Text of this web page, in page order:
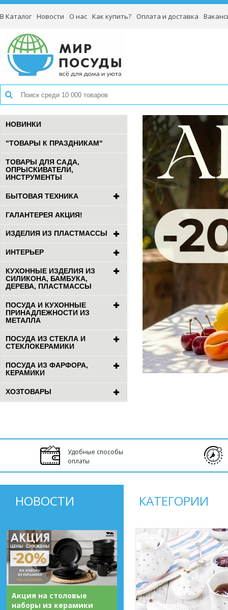
В Каталог Новости О нас Как купить? Оплата и доставка
НОВИНКИ
"ТОВАРЫ К ПРАЗДНИКАМ"
ТОВАРЫ ДЛЯ САДА,
ОПРЫСКИВАТЕЛИ,
ИНСТРУМЕНТЫ
БЫТОВАЯ ТЕХНИКА
ГАЛАНТЕРЕЯ АКЦИЯ!
ИЗДЕЛИЯ ИЗ ПЛАСТМАССЫ
ИНТЕРЬЕР
КУХОННЫЕ ИЗДЕЛИЯ ИЗ
СИЛИКОНА, БАМБУКА,
ДЕРЕВА, ПЛАСТМАССЫ
ПОСУДА И КУХОННЫЕ
ПРИНАДЛЕЖНОСТИ ИЗ
МЕТАЛЛА
ПОСУДА ИЗ СТЕКЛА И
СТЕКЛОКЕРАМИКИ
ПОСУДА ИЗ ФАРФОРА,
КЕРАМИКИ
ХОЗТОВАРЫ
Удобные способы
оплаты
НОВОСТИ
Акция на столовые
наборы из керамики
КАТЕГОРИИ